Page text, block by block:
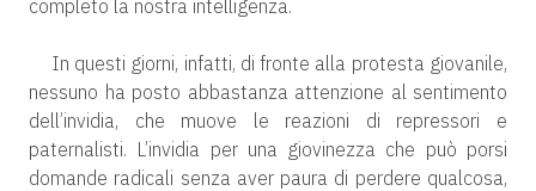
completo la nostra intelligenza.
In questi giorni, infatti, di fronte alla protesta giovanile,
nessuno ha posto abbastanza attenzione al sentimento
dell’invidia, che muove le reazioni di repressori e
paternalisti. L’invidia per una giovinezza che può porsi
domande radicali senza aver paura di perdere qualcosa,